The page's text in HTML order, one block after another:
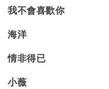
我不會喜歡你
海洋
情非得已
小薇